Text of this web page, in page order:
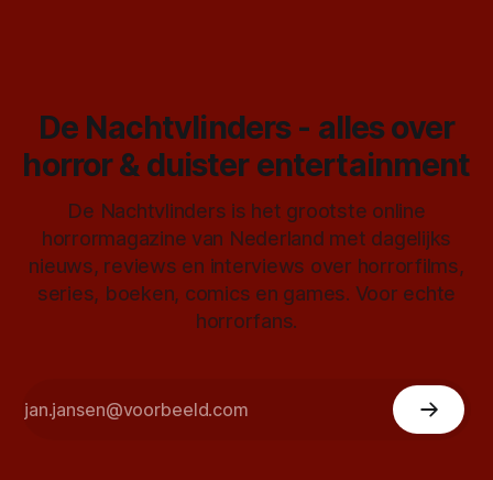
De Nachtvlinders - alles over
horror & duister entertainment
De Nachtvlinders is het grootste online
horrormagazine van Nederland met dagelijks
nieuws, reviews en interviews over horrorfilms,
series, boeken, comics en games. Voor echte
horrorfans.